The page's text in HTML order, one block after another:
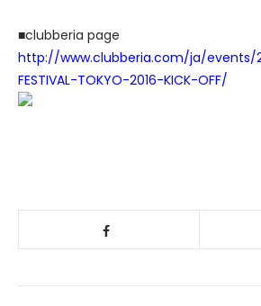
■clubberia page
http://www.clubberia.com/ja/events/
FESTIVAL-TOKYO-2016-KICK-OFF/